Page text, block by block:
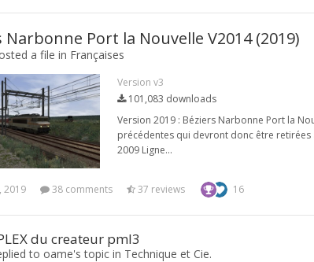
Narbonne Port la Nouvelle V2014 (2019)
a file in Françaises
Version v3
101,083 downloads
Version 2019 : Béziers Narbonne Port la
précédentes qui devront donc être retirées
2009 Ligne...
2019 38 comments 37 reviews 16
du createur pml3
to oame's topic in Technique et Cie.